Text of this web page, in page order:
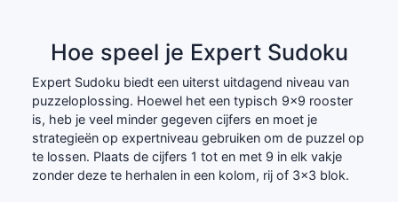
Hoe speel je Expert Sudoku
Expert Sudoku biedt een uiterst uitdagend niveau van
puzzeloplossing. Hoewel het een typisch 9x9 rooster
is, heb je veel minder gegeven cijfers en moet je
strategieën op expertniveau gebruiken om de puzzel op
te lossen. Plaats de cijfers 1 tot en met 9 in elk vakje
zonder deze te herhalen in een kolom, rij of 3x3 blok.